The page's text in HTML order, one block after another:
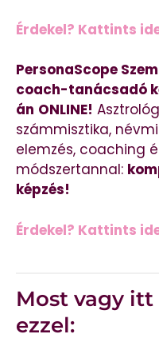
Érdekel? Kattints
PersonaScope
coach-tanácsadó
án ONLINE!
számmisztika,
elemzés, coaching
módszertannal:
képzés!
Érdekel? Kattints
Most vagy itt
ezzel: